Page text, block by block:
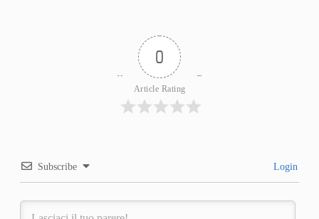
0
Article Rating
Subscribe Login